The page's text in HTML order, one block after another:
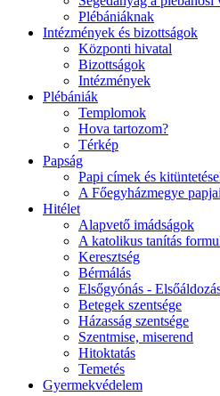
Plébániáknak
Intézmények és bizottságok
Központi hivatal
Bizottságok
Intézmények
Plébániák
Templomok
Hova tartozom?
Térkép
Papság
Papi címek és
A Főegyházmegye
Hitélet
Alapvető imádságok
A katolikus tanítás
Keresztség
Bérmálás
Elsőgyónás -
Betegek szentsége
Házasság szentsége
Szentmise, miserend
Hitoktatás
Temetés
Gyermekvédelem